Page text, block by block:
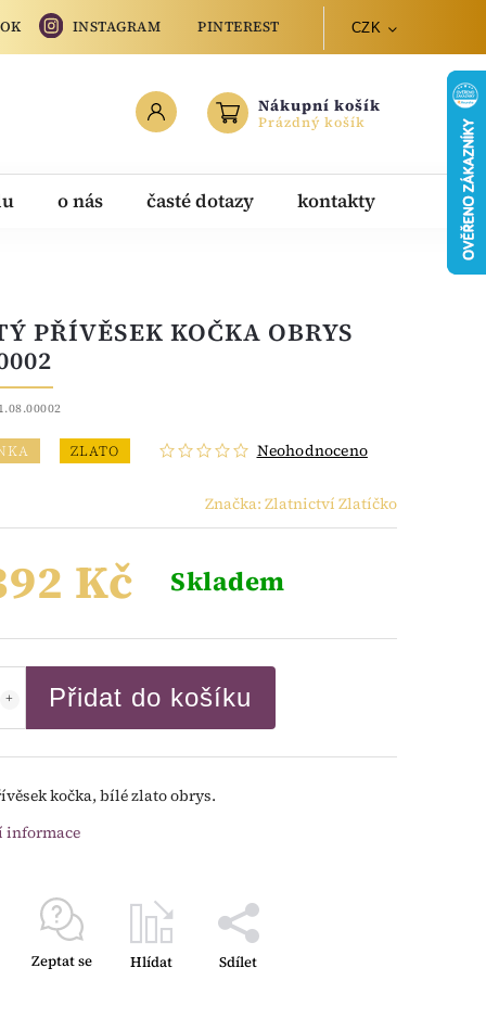
INSTAGRAM PINTEREST CZK
Nákupní košík
Prázdný košík
o nás časté dotazy kontakty
PŘÍVĚSEK KOČKA OBRYS
ZLATO Neohodnoceno
Značka: Zlatnictví Zlatíčko
Kč Skladem
Přidat do košíku
kočka, bílé zlato obrys.
informace
Zeptat se Hlídat Sdílet